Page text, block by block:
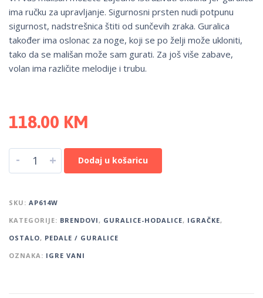
ima ručku za upravljanje. Sigurnosni prsten nudi potpunu
sigurnost, nadstrešnica štiti od sunčevih zraka. Guralica
također ima oslonac za noge, koji se po želji može ukloniti,
tako da se mališan može sam gurati. Za još više zabave,
volan ima različite melodije i trubu.
118.00 KM
- + Dodaj u košaricu
SKU: AP614W
KATEGORIJE: BRENDOVI, GURALICE-HODALICE, IGRAČKE,
OSTALO, PEDALE / GURALICE
OZNAKA: IGRE VANI